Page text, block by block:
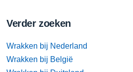
Verder zoeken
Wrakken bij Nederland
Wrakken bij België